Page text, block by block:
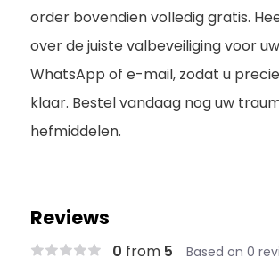
order bovendien volledig gratis.
over de juiste valbeveiliging voor
WhatsApp of e-mail, zodat u
klaar. Bestel vandaag nog uw
hefmiddelen.
Reviews
0 from 5 Based on 0